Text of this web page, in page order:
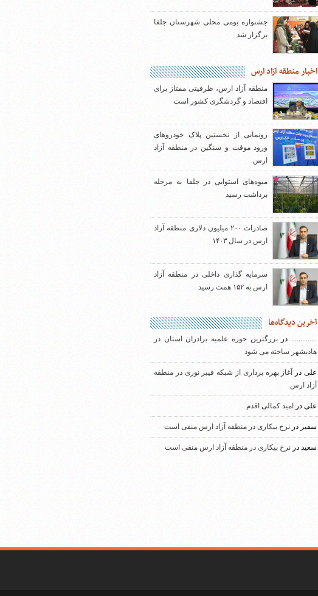
جشنواره بومی محلی شهرستان جلفا
برگزار شد
اخبار منطقه آزاد ارس
منطقه آزاد ارس، ظرفیتی ممتاز برای
اقتصاد و گردشگری کشور است
رونمایی از نخستین پلاک خودروهای
ورود موقت و سنگین در منطقه آزاد
ارس
میوه‌های استوایی در جلفا به مرحله
برداشت رسید
صادرات ۲۰۰ میلیون دلاری منطقه آزاد
ارس در سال ۱۴۰۳
سرمایه گذاری داخلی در منطقه آزاد
ارس به ۱۵۲ همت رسید
آخرین دیدگاه‌ها
.............. دربزرگترین حوزه علمیه برادران استان در
هادیشهر ساخته می شود
علیدر
آغاز بهره برداری از شبکه فیبر نوری در منطقه
آزاد ارس
علی در امید کمالی اقدم
سفیر در نرخ بیکاری در منطقه آزاد ارس منفی است
سعید در نرخ بیکاری در منطقه آزاد ارس منفی است